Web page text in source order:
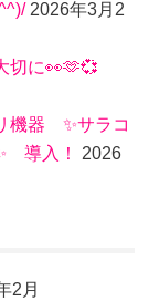
2026年3月2
切に👀🫶💞
機器 ✨サラコ
導入！
2026
2月